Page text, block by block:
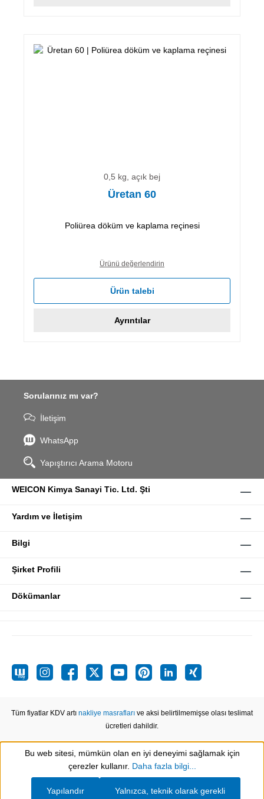
0,5 kg, açık bej
Üretan 60
Poliürea döküm ve kaplama reçinesi
Ürünü değerlendirin
Ürün talebi
Ayrıntılar
Sorularınız mı var?
İletişim
WhatsApp
Yapıştırıcı Arama Motoru
WEICON Kimya Sanayi Tic. Ltd. Şti
Yardım ve İletişim
Bilgi
Şirket Profili
Dökümanlar
Tüm fiyatlar KDV artı nakliye masrafları ve aksi belirtilmemişse olası teslimat
ücretleri dahildir.
Show toolbar
Bu web sitesi, mümkün olan en iyi deneyimi sağlamak için
çerezler kullanır. Daha fazla bilgi...
Yalnızca, teknik olarak gerekli
Yapılandır